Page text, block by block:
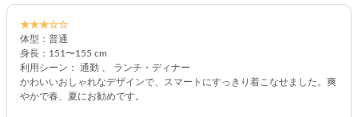
★★★☆☆
体型：普通
身長：151〜155 cm
利用シーン： 通勤 、 ランチ・ディナー
かわいいおしゃれなデザインで、スマートにすっきり着こなせました。爽
やかで春、夏にお勧めです。